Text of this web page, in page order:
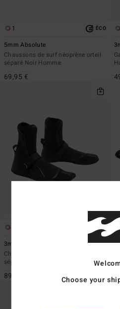
1 ÉCO
5mm Absolute
Chaussons de surf néoprène orteil
séparé Noir Homme
69,95 €
ÉCO
3mm Furnace
Chausson néoprène avec orteil
séparé invisible Noir homme
89,95 €
Choose your